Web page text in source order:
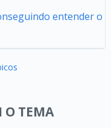
entender o
O TEMA